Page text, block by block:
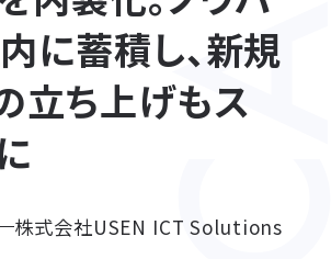
に蓄積し、新規
立ち上げもス
株式会社USEN ICT Solutions